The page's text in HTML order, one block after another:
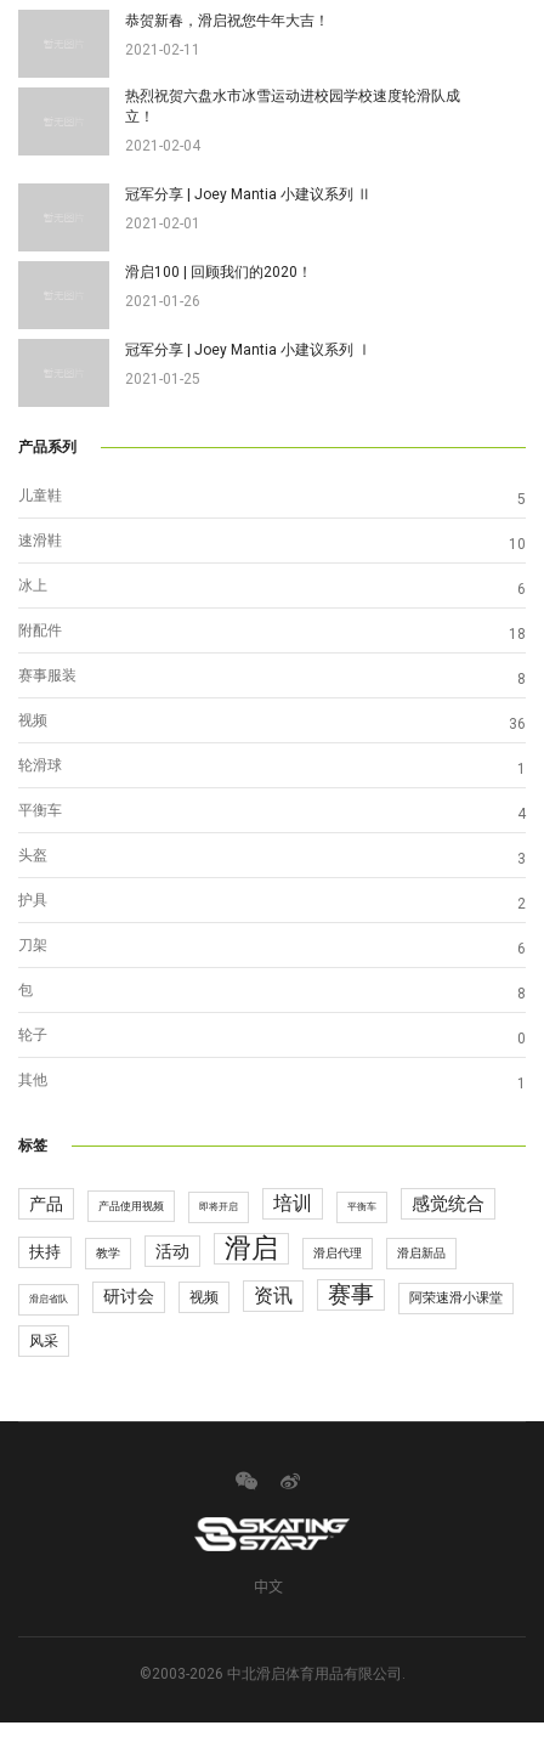
恭贺新春，滑启祝您牛年大吉！
2021-02-11
热烈祝贺六盘水市冰雪运动进校园学校速度轮滑队成
立！
2021-02-04
冠军分享 | Joey Mantia 小建议系列 Ⅱ
2021-02-01
滑启100 | 回顾我们的2020！
2021-01-26
冠军分享 | Joey Mantia 小建议系列 Ⅰ
2021-01-25
产品系列
儿童鞋 5
速滑鞋 10
冰上 6
附配件 18
赛事服装 8
视频 36
轮滑球 1
平衡车 4
头盔 3
护具 2
刀架 6
包 8
轮子 0
其他 1
标签
产品 产品使用视频 即将开启 培训 平衡车 感觉统合
扶持 教学 活动 滑启 滑启代理 滑启新品
滑启省队 研讨会 视频 资讯 赛事 阿荣速滑小课堂
风采
中文
©2003-2026 中北滑启体育用品有限公司.